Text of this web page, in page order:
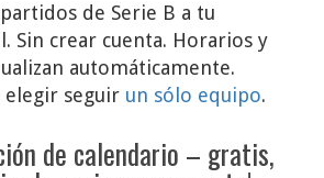
de Serie B a tu
Sin crear cuenta. Horarios y
automáticamente.
elegir seguir un sólo equipo.
de calendario – gratis,